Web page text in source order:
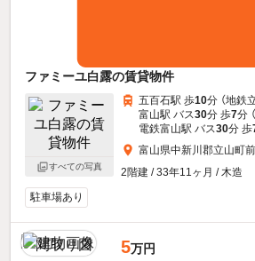
ファミーユ白露の賃貸物件
すべての写真
五百石駅 歩10分 （地鉄
富山駅 バス30分 歩7分
電鉄富山駅 バス30分 歩
富山県中新川郡立山町
2階建 / 33年11ヶ月 / 木造
駐車場あり
5万円